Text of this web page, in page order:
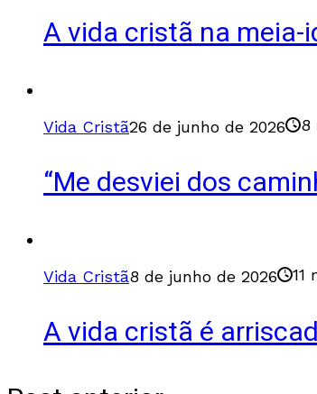
A vida cristã na meia-
Vida Cristã26 de junho de 2026 8
“Me desviei dos
Vida Cristã8 de junho de 2026 11
A vida cristã é